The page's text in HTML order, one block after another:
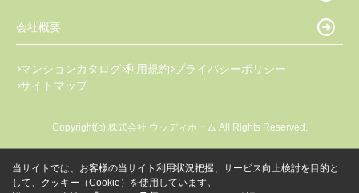
会社概要
マンションカタログ 利用規約 プライバシーポリシー
サイトマップ
Copyright(c) 株式会社 ウッディホーム All Rights Reserved.
当サイトでは、お客様の当サイト利用状況把握、サービス向上検討を目的と
して、クッキー（Cookie）を使用しています。